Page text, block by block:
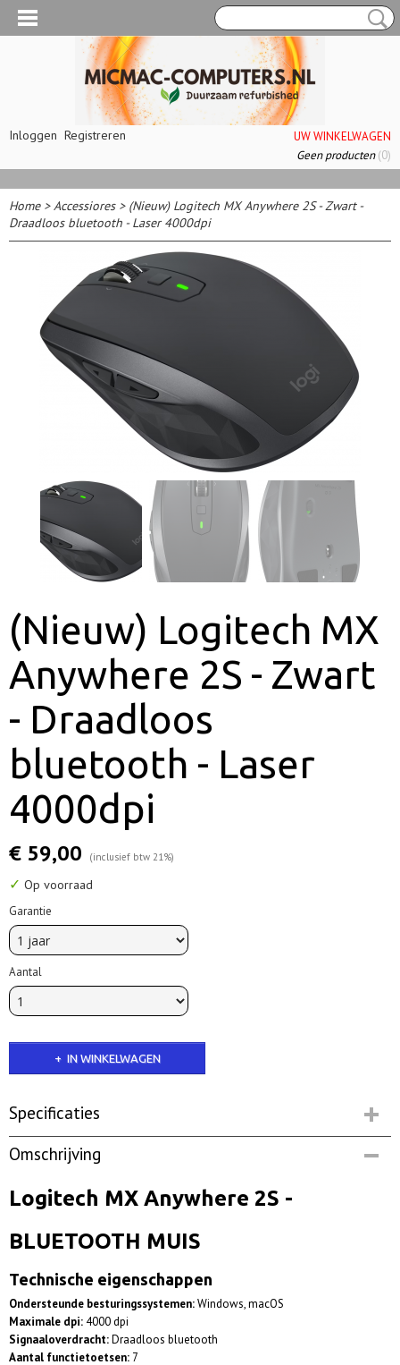
Inloggen Registreren
UW WINKELWAGEN
Geen producten(0)
Home>Accessiores> (Nieuw) Logitech MX Anywhere 2S - Zwart -
Draadloos bluetooth - Laser 4000dpi
(Nieuw) Logitech MX
Anywhere 2S - Zwart
- Draadloos
bluetooth - Laser
4000dpi
€ 59,00 (inclusief btw 21%)
✓ Op voorraad
Garantie
Aantal
IN WINKELWAGEN
Specificaties
Productcode
La2S| Op voorraad
Netto gewicht
0,10 Kg
Omschrijving
Logitech MX Anywhere 2S -
BLUETOOTH MUIS
Technische eigenschappen
Ondersteunde besturingssystemen:Windows, macOS
Maximale dpi: 4000 dpi
Signaaloverdracht:Draadloos bluetooth
Aantal functietoetsen: 7